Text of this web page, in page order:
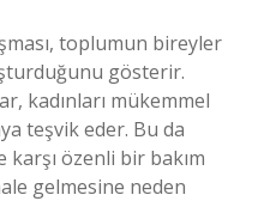
toplumun bireyler
gösterir.
kadınları mükemmel
teşvik eder. Bu da
özenli bir bakım
gelmesine neden